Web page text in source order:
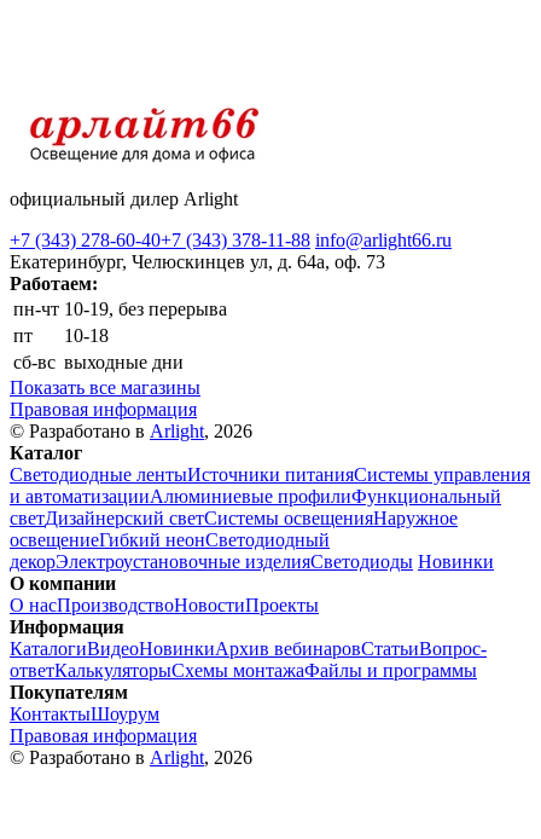
официальный дилер Arlight
+7 (343) 278-60-40+7 (343) 378-11-88 info@arlight66.ru
Екатеринбург, Челюскинцев ул, д. 64а, оф. 73
Работаем:
пн-чт 10-19, без перерыва
пт
10-18
сб-вс выходные дни
Показать все магазины
Правовая информация
© Разработано в Arlight, 2026
Каталог
Светодиодные лентыИсточники питанияСистемы управления
и автоматизацииАлюминиевые профилиФункциональный
светДизайнерский светСистемы освещенияНаружное
освещениеГибкий неонСветодиодный
декорЭлектроустановочные изделияСветодиоды Новинки
О компании
О насПроизводствоНовостиПроекты
Информация
КаталогиВидеоНовинкиАрхив вебинаровСтатьиВопрос-
ответКалькуляторыСхемы монтажаФайлы и программы
Покупателям
КонтактыШоурум
Правовая информация
© Разработано в Arlight, 2026